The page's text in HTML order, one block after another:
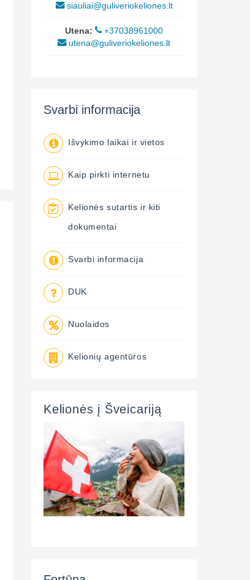
siauliai@guliveriokeliones.lt
Utena:
+37038961000
utena@guliveriokeliones.lt
Svarbi informacija
Išvykimo laikai ir vietos
Kaip pirkti internetu
Kelionės sutartis ir kiti
dokumentai
Svarbi informacija
DUK
Nuolaidos
Kelionių agentūros
Kelionės į Šveicariją